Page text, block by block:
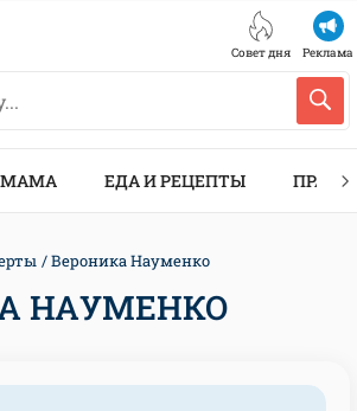
Совет дня Реклама
МАМА ЕДА И РЕЦЕПТЫ
Вероника Науменко
НАУМЕНКО